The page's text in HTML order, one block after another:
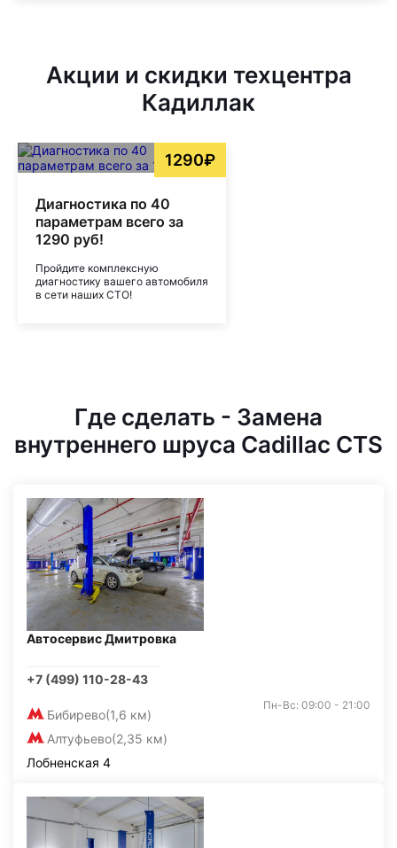
Акции и скидки техцентра
Кадиллак
1290₽
Диагностика по 40
параметрам всего за
1290 руб!
Пройдите комплексную
диагностику вашего автомобиля
в сети наших СТО!
Где сделать - Замена
внутреннего шруса Cadillac CTS
Автосервис Дмитровка
+7 (499) 110-28-43
Бибирево(1,6 км)
Алтуфьево(2,35 км)
Пн-Вс: 09:00 - 21:00
Лобненская 4